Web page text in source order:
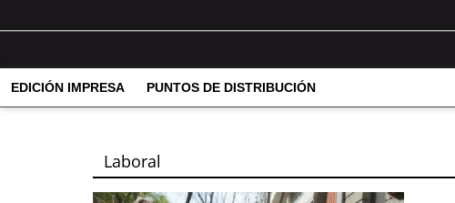
EDICIÓN IMPRESA PUNTOS DE DISTRIBUCIÓN
Laboral